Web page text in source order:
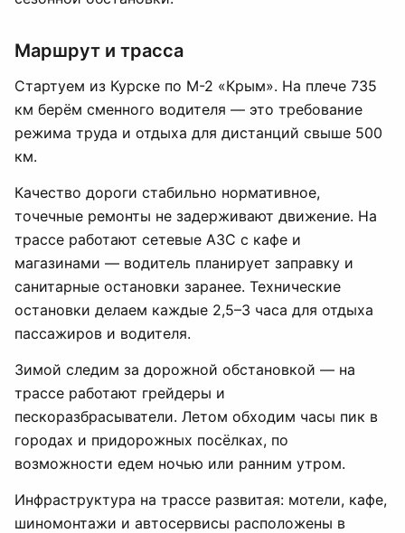
Маршрут и трасса
Стартуем из Курске по М-2 «Крым». На плече 735
км берём сменного водителя — это требование
режима труда и отдыха для дистанций свыше 500
км.
Качество дороги стабильно нормативное,
точечные ремонты не задерживают движение. На
трассе работают сетевые АЗС с кафе и
магазинами — водитель планирует заправку и
санитарные остановки заранее. Технические
остановки делаем каждые 2,5–3 часа для отдыха
пассажиров и водителя.
Зимой следим за дорожной обстановкой — на
трассе работают грейдеры и
пескоразбрасыватели. Летом обходим часы пик в
городах и придорожных посёлках, по
возможности едем ночью или ранним утром.
Инфраструктура на трассе развитая: мотели, кафе,
шиномонтажи и автосервисы расположены в